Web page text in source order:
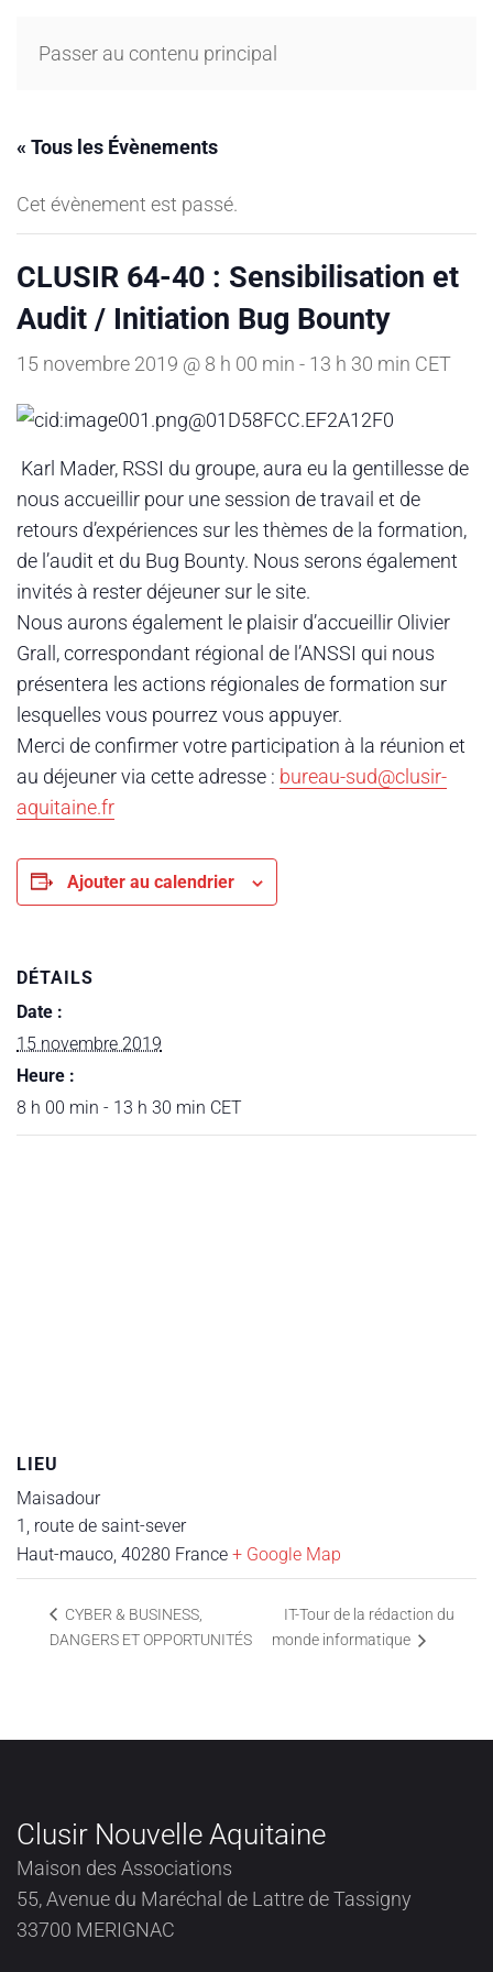
Passer au contenu principal
« Tous les Évènements
Cet évènement est passé.
CLUSIR 64-40 : Sensibilisation et
Audit / Initiation Bug Bounty
15 novembre 2019 @ 8 h 00 min - 13 h 30 min CET
Karl Mader, RSSI du groupe, aura eu la gentillesse de
nous accueillir pour une session de travail et de
retours d’expériences sur les thèmes de la formation,
de l’audit et du Bug Bounty. Nous serons également
invités à rester déjeuner sur le site.
Nous aurons également le plaisir d’accueillir Olivier
Grall, correspondant régional de l’ANSSI qui nous
présentera les actions régionales de formation sur
lesquelles vous pourrez vous appuyer.
Merci de confirmer votre participation à la réunion et
au déjeuner via cette adresse : bureau-sud@clusir-
aquitaine.fr
Ajouter au calendrier
DÉTAILS
Date :
15 novembre 2019
Heure :
8 h 00 min - 13 h 30 min CET
LIEU
Maisadour
1, route de saint-sever
Haut-mauco 40280 France + Google Map
CYBER & BUSINESS,
DANGERS ET OPPORTUNITÉS
IT-Tour de la rédaction du
monde informatique
Clusir Nouvelle Aquitaine
Maison des Associations
55, Avenue du Maréchal de Lattre de Tassigny
33700 MERIGNAC